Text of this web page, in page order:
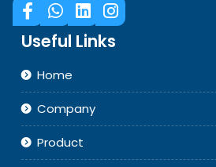
Useful Links
Home
Company
Product